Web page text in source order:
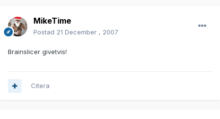
MikeTime
Postad 21 December , 2007
Brainslicer givetvis!
Citera